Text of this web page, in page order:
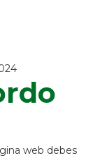
web debes